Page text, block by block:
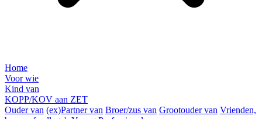
Home
Voor wie
Kind van
KOPP/KOV aan ZET
Ouder van (ex)Partner van Broer/zus van Grootouder van Vrienden,